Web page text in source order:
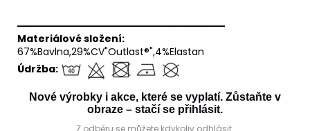
══════════════════════════════
Materiálové složení:
67%Bavlna,29%CV"Outlast®",4%Elastan
Údržba:
Nové výrobky i akce, které se vyplatí. Zůstaňte v
obraze – stačí se přihlásit.
Z odběru se můžete kdykoliv odhlásit.